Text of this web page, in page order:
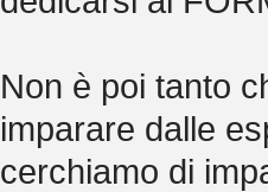
Non è poi tanto
imparare dalle
cerchiamo di